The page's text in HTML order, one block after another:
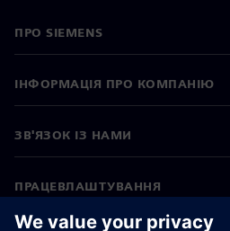
ПРО SIEMENS
ІНФОРМАЦІЯ ПРО КОМПАНІЮ
ЗВ'ЯЗОК ІЗ НАМИ
ПРАЦЕВЛАШТУВАННЯ